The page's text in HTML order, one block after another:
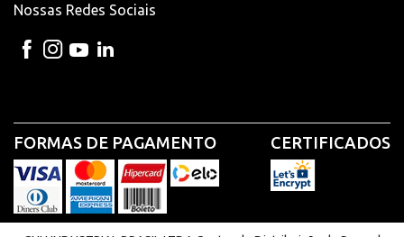
Nossas Redes Sociais
FORMAS DE PAGAMENTO CERTIFICADOS